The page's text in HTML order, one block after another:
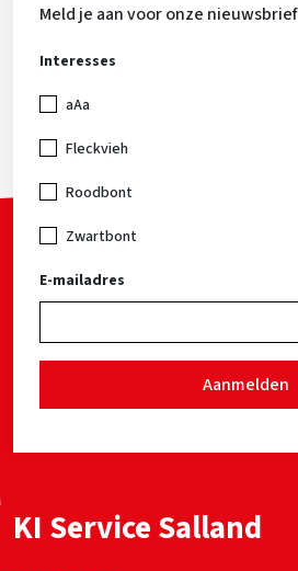
Meld je aan voor onze nieuwsbrief
Interesses
aAa
Fleckvieh
Roodbont
Zwartbont
E-mailadres
Aanmelden
KI Service Salland